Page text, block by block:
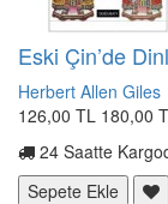
Eski Çin’de
Herbert Allen Giles
126,00 TL 180,00
24 Saatte
Sepete Ekle